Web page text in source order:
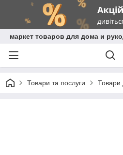
маркет товаров для дома и
Товари та послуги Товари